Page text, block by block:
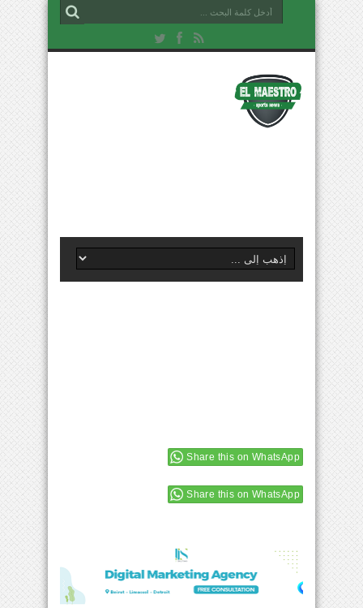
Share this on WhatsApp
Share this on WhatsApp